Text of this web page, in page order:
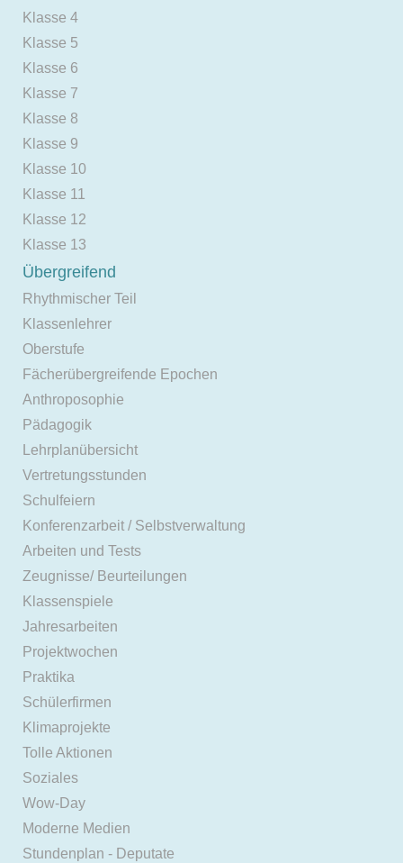
Klasse 4
Klasse 5
Klasse 6
Klasse 7
Klasse 8
Klasse 9
Klasse 10
Klasse 11
Klasse 12
Klasse 13
Übergreifend
Rhythmischer Teil
Klassenlehrer
Oberstufe
Fächerübergreifende Epochen
Anthroposophie
Pädagogik
Lehrplanübersicht
Vertretungsstunden
Schulfeiern
Konferenzarbeit / Selbstverwaltung
Arbeiten und Tests
Zeugnisse/ Beurteilungen
Klassenspiele
Jahresarbeiten
Projektwochen
Praktika
Schülerfirmen
Klimaprojekte
Tolle Aktionen
Soziales
Wow-Day
Moderne Medien
Stundenplan - Deputate